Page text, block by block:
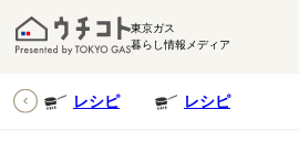
東京ガス
暮らし情報メディア
レシピ レシピ